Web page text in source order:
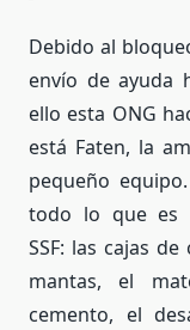
Debido al
envío de ayuda
ello esta ONG
está Faten, la
pequeño
todo lo que es
SSF: las cajas
mantas, el
cemento, el